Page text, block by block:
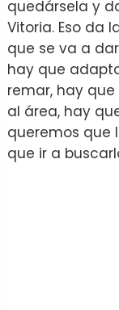
quedársela y
Vitoria. Eso da
que se va a
hay que
remar, hay
al área, hay
queremos que
que ir a